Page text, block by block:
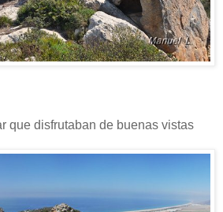
que disfrutaban de buenas vistas